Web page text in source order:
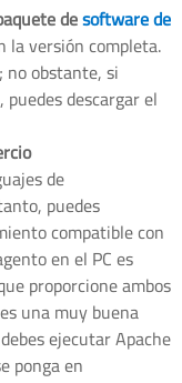
desoftware de
la versión completa.
no obstante, si
descargar el
de
puedes
compatible con
en el PC es
proporcione ambos
es una muy buena
ejecutar Apache
ponga en